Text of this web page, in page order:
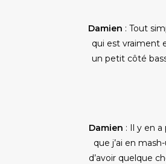
Damien : Tout
qui est vraiment
un petit côté
Damien : Il y en a
que j’ai en
d’avoir quelque